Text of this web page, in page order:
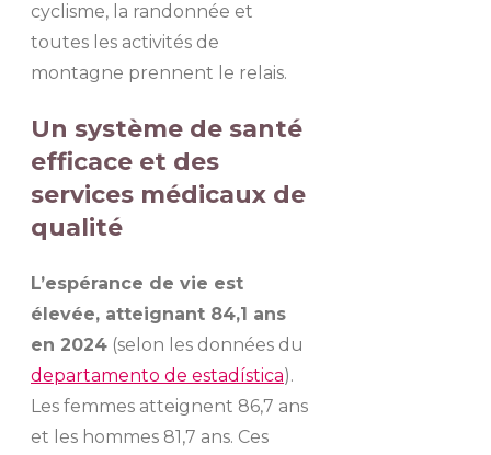
cyclisme, la randonnée et
toutes les activités de
montagne prennent le relais.
Un système de santé
efficace et des
services médicaux de
qualité
L’espérance de vie est
élevée, atteignant 84,1 ans
en 2024 (selon les données du
departamento de estadística).
Les femmes atteignent 86,7 ans
et les hommes 81,7 ans. Ces